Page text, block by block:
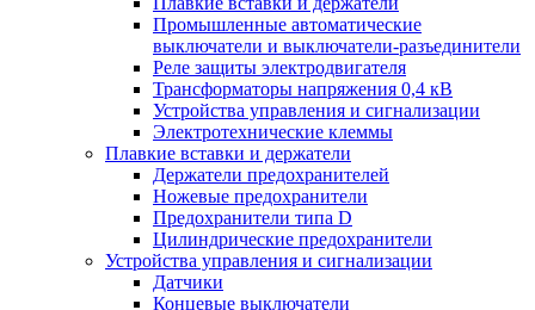
Промышленные автоматические
выключатели и выключатели-разъединители
Реле защиты электродвигателя
Трансформаторы напряжения 0,4 кВ
Устройства управления и сигнализации
Электротехнические клеммы
Плавкие вставки и держатели
Держатели предохранителей
Ножевые предохранители
Предохранители типа D
Цилиндрические предохранители
Устройства управления и сигнализации
Датчики
Концевые выключатели